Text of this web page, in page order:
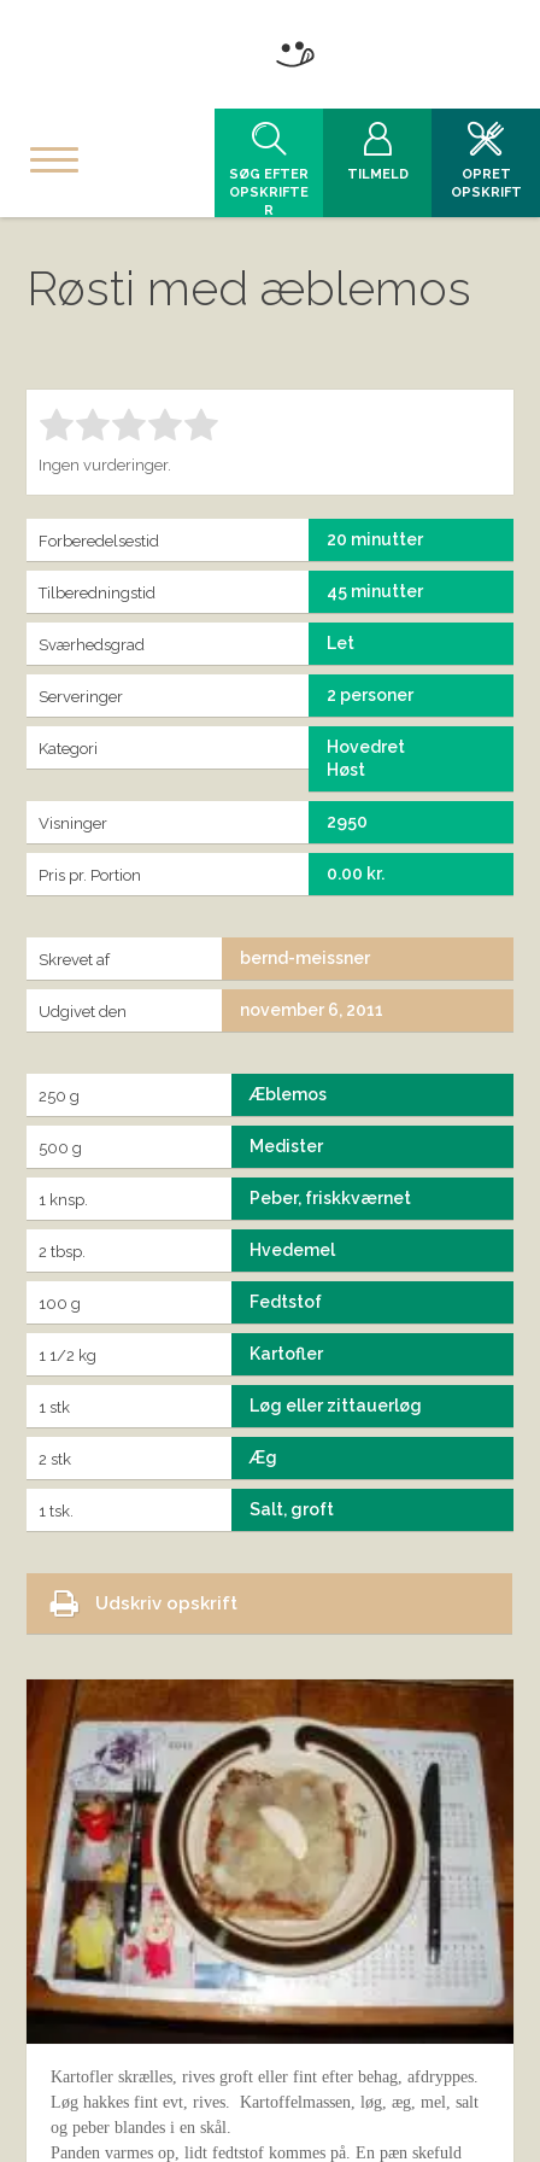
SØG EFTER
OPSKRIFTE
R
TILMELD
OPRET
OPSKRIFT
Røsti med æblemos
Bedøm denne vare: 1.00
Ingen vurderinger.
Forberedelsestid 20 minutter
Tilberedningstid 45 minutter
Sværhedsgrad Let
Serveringer 2 personer
Kategori
Hovedret
Høst
Visninger 2950
Pris pr. Portion 0.00 kr.
Skrevet af bernd-meissner
Udgivet den november 6, 2011
250 g Æblemos
500 g Medister
1 knsp. Peber, friskkværnet
2 tbsp. Hvedemel
100 g Fedtstof
1 1/2 kg Kartofler
1 stk Løg eller zittauerløg
2 stk Æg
1 tsk. Salt, groft
Udskriv opskrift
Kartofler skrælles, rives groft eller fint efter behag, afdryppes.
Løg hakkes fint evt, rives. Kartoffelmassen, løg, æg, mel, salt
og peber blandes i en skål.
Panden varmes op, lidt fedtstof kommes på. En pæn skefuld